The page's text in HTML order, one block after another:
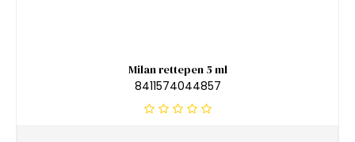
Milan rettepen 5 ml
8411574044857